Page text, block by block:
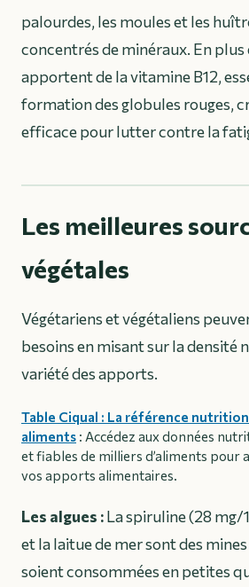
palourdes, les moules et les
concentrés de minéraux. En plus
apportent de la vitamine B12,
formation des globules rouges,
efficace pour lutter contre la
Les meilleures
végétales
Végétariens et végétaliens
besoins en misant sur la densité
variété des apports.
Table Ciqual : La référence
aliments : Accédez aux données
et fiables de milliers d’aliments pour
vos apports alimentaires.
Les algues :La spiruline (28 mg/
et la laitue de mer sont des mines
soient consommées en petites